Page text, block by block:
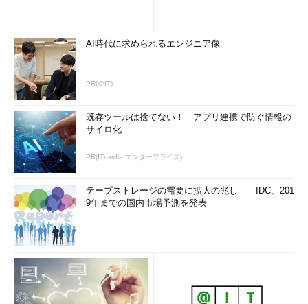
AI時代に求められるエンジニア像
PR(＠IT)
既存ツールは捨てない！ アプリ連携で防ぐ情報の
サイロ化
PR(ITmedia エンタープライズ)
テープストレージの需要に拡大の兆し――IDC、201
9年までの国内市場予測を発表